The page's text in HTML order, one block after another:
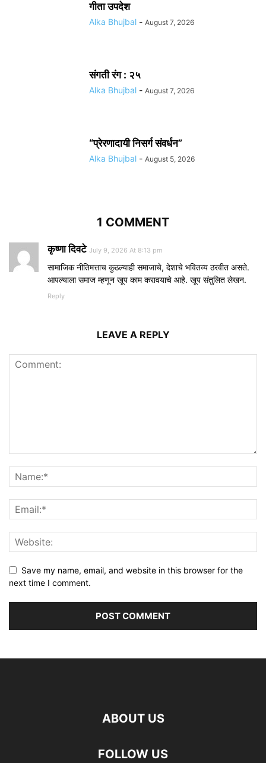
गीता उपदेश
Alka Bhujbal - August 7, 2026
संगती रंग : २५
Alka Bhujbal - August 7, 2026
“प्रेरणादायी निसर्ग संवर्धन”
Alka Bhujbal - August 5, 2026
1 COMMENT
कृष्णा दिवटे July 9, 2026 At 8:13 pm
सामाजिक नीतिमत्ताच कुठल्याही समाजाचे, देशाचे भवितव्य ठरवीत असते.
आपल्याला समाज म्हणून खूप काम करावयाचे आहे. खूप संतुलित लेखन.
Reply
LEAVE A REPLY
Save my name, email, and website in this browser for the
next time I comment.
ABOUT US
FOLLOW US